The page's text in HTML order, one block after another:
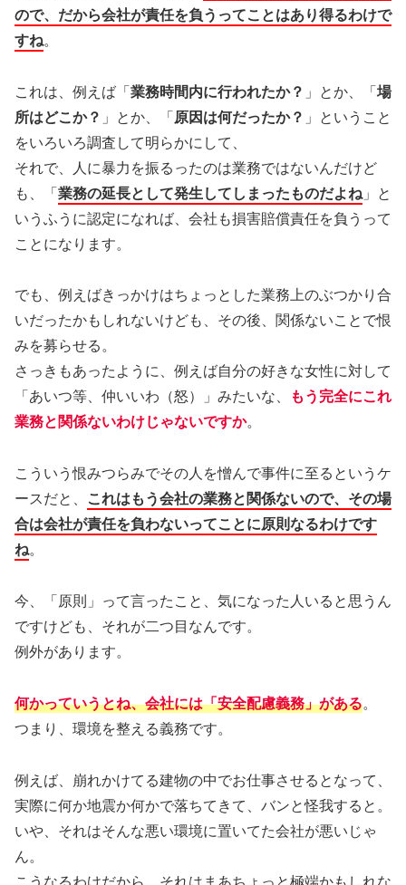
ので、だから会社が責任を負うってことはあり得るわけで
すね。
これは、例えば「業務時間内に行われたか？ 」とか、「場
所はどこか？ 」とか、「原因は何だったか？ 」ということ
をいろいろ調査して明らかにして、
それで、人に暴力を振るったのは業務ではないんだけど
も、「業務の延長として発生してしまったものだよね」と
いうふうに認定になれば、会社も損害賠償責任を負うって
ことになります。
でも、例えばきっかけはちょっとした業務上のぶつかり合
いだったかもしれないけども、その後、関係ないことで恨
みを募らせる。
さっきもあったように、例えば自分の好きな女性に対して
「あいつ等、仲いいわ（怒）」みたいな、
もう完全にこれ
業務と関係ないわけじゃないですか。
こういう恨みつらみでその人を憎んで事件に至るというケ
ースだと、 これはもう会社の業務と関係ないので、その場
合は会社が責任を負わないってことに原則なるわけです
ね。
今、「原則」って言ったこと、気になった人いると思うん
ですけども、それが二つ目なんです。
例外があります。
何かっていうとね、会社には「安全配慮義務」がある。
つまり、環境を整える義務です。
例えば、崩れかけてる建物の中でお仕事させるとなって、
実際に何か地震か何かで落ちてきて、バンと怪我すると。
いや、それはそんな悪い環境に置いてた会社が悪いじゃ
ん。
こうなるわけだから、それはまあちょっと極端かもしれな